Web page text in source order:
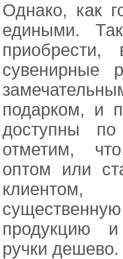
Однако, как
едиными.
сувенирные
подарком, и
доступны
отметим,
оптом или
продукцию
ручки дешево.